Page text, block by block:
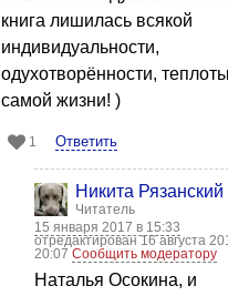
книга лишилась всякой
индивидуальности,
одухотворённости,
самой жизни! )
1 Ответить
Никита Рязанский
Читатель
15 января 2017 в 15:33
отредактирован 16 августа
20:07 Сообщить модератору
Наталья Осокина, и